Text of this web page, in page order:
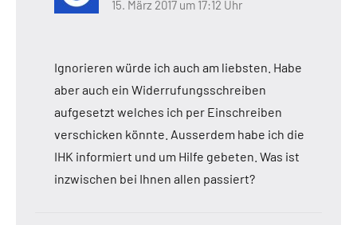
15. März 2017 um 17:12 Uhr
Ignorieren würde ich auch am liebsten. Habe
aber auch ein Widerrufungsschreiben
aufgesetzt welches ich per Einschreiben
verschicken könnte. Ausserdem habe ich die
IHK informiert und um Hilfe gebeten. Was ist
inzwischen bei Ihnen allen passiert?